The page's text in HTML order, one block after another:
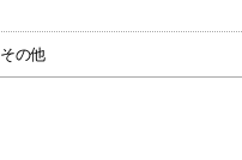
その他